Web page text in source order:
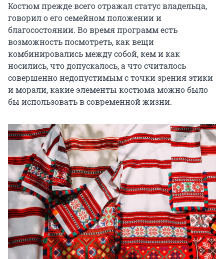
Костюм прежде всего отражал статус владельца,
говорил о его семейном положении и
благосостоянии. Во время программ есть
возможность посмотреть, как вещи
комбинировались между собой, кем и как
носились, что допускалось, а что считалось
совершенно недопустимым с точки зрения этики
и морали, какие элементы костюма можно было
бы использовать в современной жизни.